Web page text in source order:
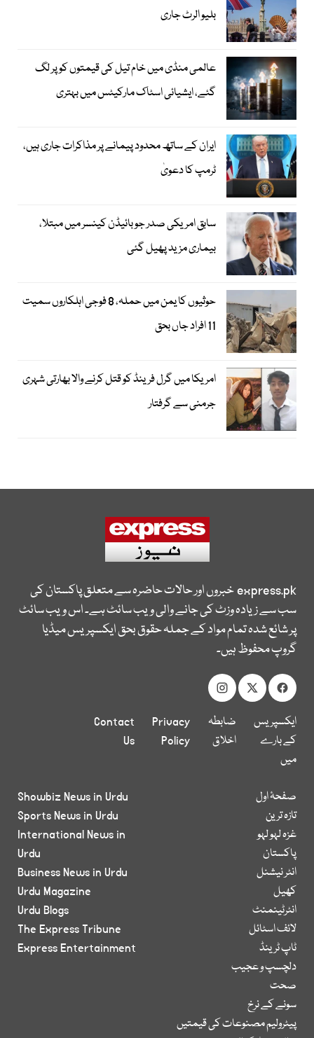
بلیو الرٹ جاری
عالمی منڈی میں خام تیل کی قیمتوں کو پر لگ
گئے، ایشیائی اسٹاک مارکیٹس میں بہتری
ایران کے ساتھ محدود پیمانے پر مذاکرات جاری ہیں،
ٹرمپ کا دعویٰ
سابق امریکی صدر جوبائیڈن کینسر میں مبتلا،
بیماری مزید پھیل گئی
حوثیوں کا یمن میں حملہ، 8 فوجی اہلکاروں سمیت
11 افراد جاں بحق
امریکا میں گرل فرینڈ کو قتل کرنے والا بھارتی شہری
جرمنی سے گرفتار
express.pkخبروں اور حالات حاضرہ سے متعلق پاکستان کی
سب سے زیادہ وزٹ کی جانے والی ویب سائٹ ہے۔ اس ویب سائٹ
پر شائع شدہ تمام مواد کے جملہ حقوق بحق ایکسپریس میڈیا
گروپ محفوظ ہیں۔
ایکسپریس
کے بارے
میں
ضابطہ
اخلاق
Privacy
Policy
Contact
Us
صفحۂ اول
تازہ ترین
غزہ لہو لہو
پاکستان
انٹر نیشنل
کھیل
انٹرٹینمنٹ
لائف اسٹائل
ٹاپ ٹرینڈ
دلچسپ و عجیب
صحت
سونے کے نرخ
پیٹرولیم مصنوعات کی قیمتیں
Showbiz News in Urdu
Sports News in Urdu
International News in
Urdu
Business News in Urdu
Urdu Magazine
Urdu Blogs
The Express Tribune
Express Entertainment